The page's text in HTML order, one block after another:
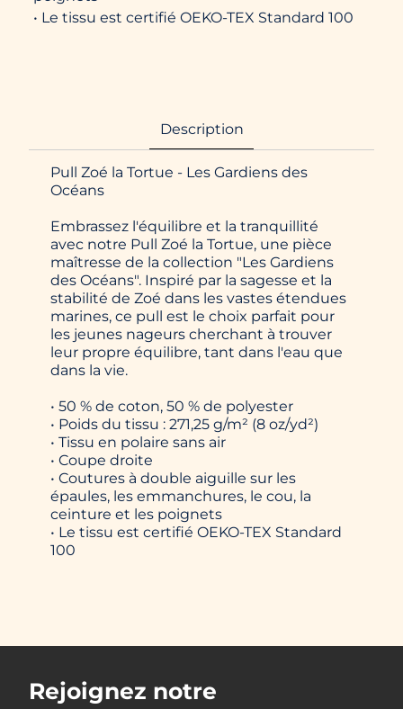
• Le tissu est certifié OEKO-TEX Standard 100
Description
Pull Zoé la Tortue - Les Gardiens des
Océans
Embrassez l'équilibre et la tranquillité
avec notre Pull Zoé la Tortue, une pièce
maîtresse de la collection "Les Gardiens
des Océans". Inspiré par la sagesse et la
stabilité de Zoé dans les vastes étendues
marines, ce pull est le choix parfait pour
les jeunes nageurs cherchant à trouver
leur propre équilibre, tant dans l'eau que
dans la vie.
• 50 % de coton, 50 % de polyester
• Poids du tissu : 271,25 g/m² (8 oz/yd²)
• Tissu en polaire sans air
• Coupe droite
• Coutures à double aiguille sur les
épaules, les emmanchures, le cou, la
ceinture et les poignets
• Le tissu est certifié OEKO-TEX Standard
100
Rejoignez notre